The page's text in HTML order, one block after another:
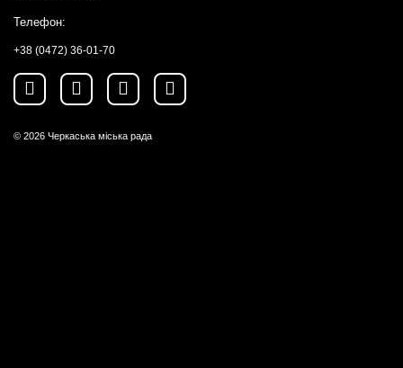
Телефон:
+38 (0472) 36-01-70
© 2026 Черкаська міська рада